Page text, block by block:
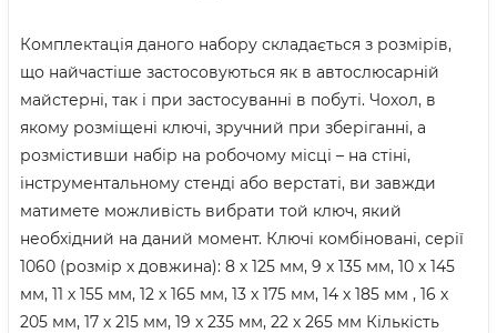
Комплектація даного набору складається з розмірів,
що найчастіше застосовуються як в автослюсарній
майстерні, так і при застосуванні в побуті. Чохол, в
якому розміщені ключі, зручний при зберіганні, а
розмістивши набір на робочому місці – на стіні,
інструментальному стенді або верстаті, ви завжди
матимете можливість вибрати той ключ, який
необхідний на даний момент. Ключі комбіновані, серії
1060 (розмір х довжина): 8 х 125 мм, 9 х 135 мм, 10 х 145
мм, 11 х 155 мм, 12 х 165 мм, 13 х 175 мм, 14 х 185 мм , 16 х
205 мм, 17 х 215 мм, 19 х 235 мм, 22 х 265 мм Кількість